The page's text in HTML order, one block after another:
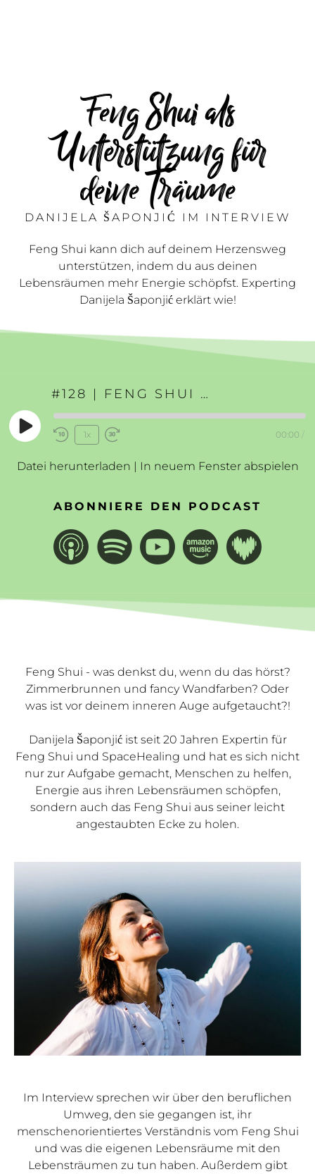
Feng Shui als
Unterstützung für
deine Träume
DANIJELA ŠAPONJIĆ IM INTERVIEW
Feng Shui kann dich auf deinem Herzensweg
unterstützen, indem du aus deinen
Lebensräumen mehr Energie schöpfst. Experting
Danijela Šaponjić erklärt wie!
#128 | FENG SHUI ALS UNTERSTÜTZUNG FÜR DEINE TRÄUME
Play
EpisodeRewind
Seconds
1x
30
00:00 /
Datei herunterladen | In neuem Fenster abspielen
ABONNIERE DEN PODCAST
Feng Shui - was denkst du, wenn du das hörst?
Zimmerbrunnen und fancy Wandfarben? Oder
was ist vor deinem inneren Auge aufgetaucht?!
Danijela Šaponjić ist seit 20 Jahren Expertin für
Feng Shui und SpaceHealing und hat es sich nicht
nur zur Aufgabe gemacht, Menschen zu helfen,
Energie aus ihren Lebensräumen schöpfen,
sondern auch das Feng Shui aus seiner leicht
angestaubten Ecke zu holen.
Im Interview sprechen wir über den beruflichen
Umweg, den sie gegangen ist, ihr
menschenorientiertes Verständnis vom Feng Shui
und was die eigenen Lebensräume mit den
Lebensträumen zu tun haben. Außerdem gibt